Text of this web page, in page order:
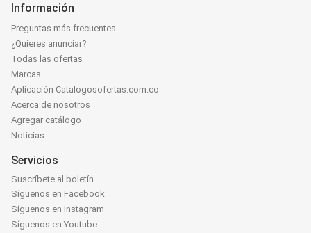
Información
Preguntas más frecuentes
¿Quieres anunciar?
Todas las ofertas
Marcas
Aplicación Catalogosofertas.com.co
Acerca de nosotros
Agregar catálogo
Noticias
Servicios
Suscríbete al boletín
Síguenos en Facebook
Síguenos en Instagram
Síguenos en Youtube